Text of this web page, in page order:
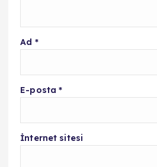
Ad *
E-posta*
İnternet sitesi